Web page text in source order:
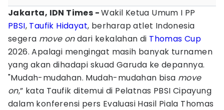
Jakarta, IDN Times -Wakil Ketua Umum I PP
PBSI, Taufik Hidayat, berharap atlet Indonesia
segera move ondari kekalahan di Thomas Cup
2026. Apalagi mengingat masih banyak turnamen
yang akan dihadapi skuad Garuda ke depannya.
"Mudah-mudahan. Mudah-mudahan bisa move
on,” kata Taufik ditemui di Pelatnas PBSI Cipayung
dalam konferensi pers Evaluasi Hasil Piala Thomas